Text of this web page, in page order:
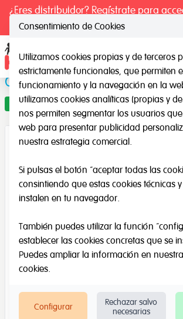
¿Eres distribuidor? Regístrate para
exclusivos.
Cartel de higiene
Oferta
Consentimiento de Cookies
Utilizamos cookies propias y de terceros
estrictamente funcionales, que permiten
funcionamiento y la navegación en la
utilizamos cookies analíticas (propias y
nos permiten segmentar los usuarios
web para presentar publicidad
nuestra estrategia comercial.
Si pulsas el botón “aceptar todas las
consintiendo que estas cookies técnicas
instalen en tu navegador.
También puedes utilizar la función
establecer las cookies concretas que se
Puedes ampliar la información en nuestra
cookies.
Configurar
Rechazar salvo
necesarias